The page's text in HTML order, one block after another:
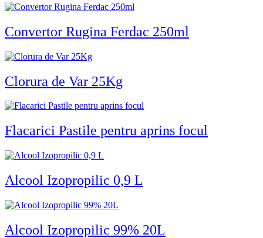
Convertor Rugina Ferdac 250ml
Clorura de Var 25Kg
Flacarici Pastile pentru aprins focul
Alcool Izopropilic 0,9 L
Alcool Izopropilic 99% 20L